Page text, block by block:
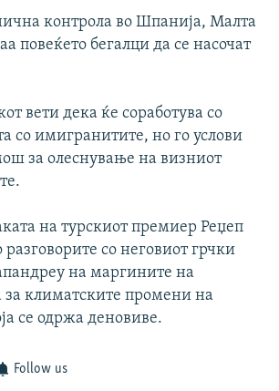
контрола во Шпанија, Малта
повеќето бегалци да се насочат
вети дека ќе соработува со
со имигранитите, но го услови
за олеснување на визниот
на турскиот премиер Реџеп
со неговиот грчки
на маргините на
за климатските промени на
се одржа деновиве.
Follow us